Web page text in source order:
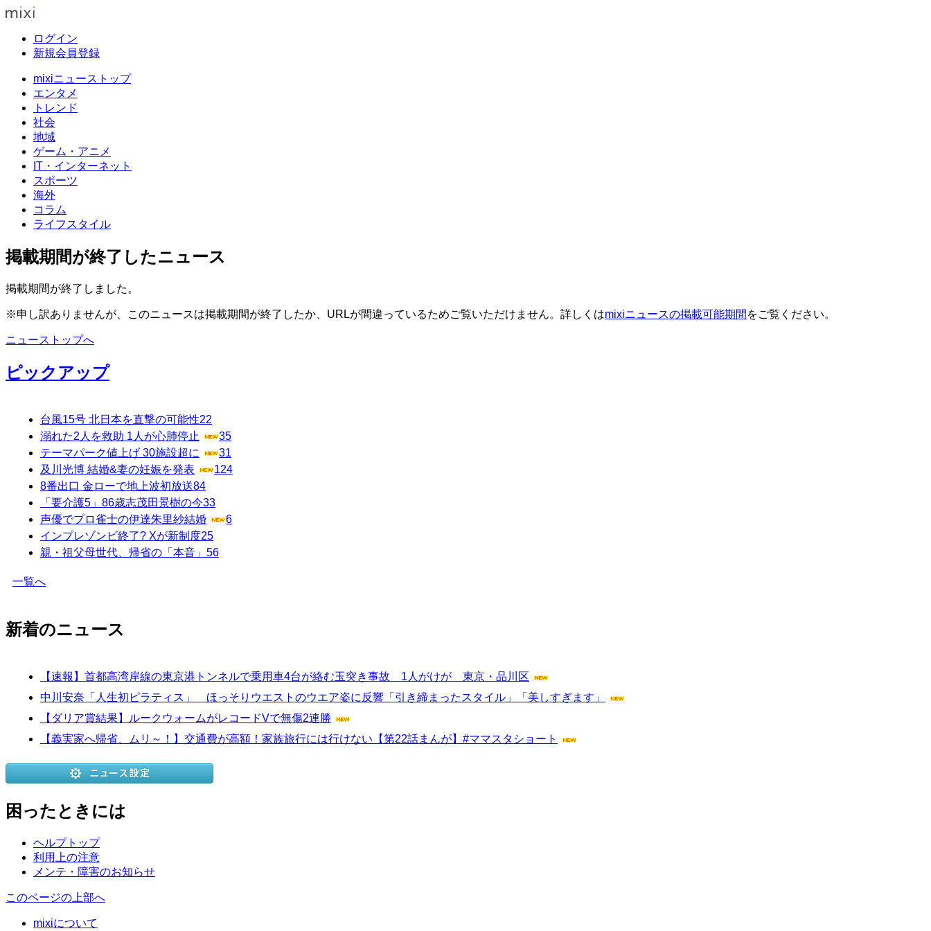
ログイン
新規会員登録
mixiニューストップ
エンタメ
トレンド
社会
地域
ゲーム・アニメ
IT・インターネット
スポーツ
海外
コラム
ライフスタイル
掲載期間が終了したニュース
掲載期間が終了しました。
※申し訳ありませんが、このニュースは掲載期間が終了したか、URLが間違っているためご覧いただけません。詳しくはmixiニュースの掲載可能期間 をご覧ください。
ニューストップへ
ピックアップ
台風15号 北日本を直撃の可能性22
溺れた2人を救助 1人が心肺停止
35
テーマパーク値上げ 30施設超に
31
及川光博 結婚&妻の妊娠を発表
124
8番出口 金ローで地上波初放送84
「要介護5」86歳志茂田景樹の今33
声優でプロ雀士の伊達朱里紗結婚
6
インプレゾンビ終了? Xが新制度25
親・祖父母世代、帰省の「本音」 56
一覧へ
新着のニュース
【速報】首都高湾岸線の東京港トンネルで乗用車4台が絡む玉突き事故 1人がけが 東京・品川区
中川安奈「人生初ピラティス」 ほっそりウエストのウエア姿に反響「引き締まったスタイル」「美しすぎます」
【ダリア賞結果】ルークウォームがレコードVで無傷2連勝
【義実家へ帰省、ムリ～！】交通費が高額！家族旅行には行けない【第22話まんが】#ママスタショート
困ったときには
ヘルプトップ
利用上の注意
メンテ・障害のお知らせ
このページの上部へ
mixiについて